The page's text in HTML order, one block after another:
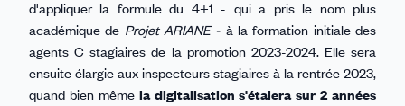
d'appliquer la formule du 4+1 - qui a pris le nom plus
académique de Projet ARIANE - à la formation initiale des
agents C stagiaires de la promotion 2023-2024. Elle sera
ensuite élargie aux inspecteurs stagiaires à la rentrée 2023,
quand bien mêmela digitalisation s'étalera sur 2 années